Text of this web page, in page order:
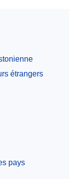
étrangers
pays